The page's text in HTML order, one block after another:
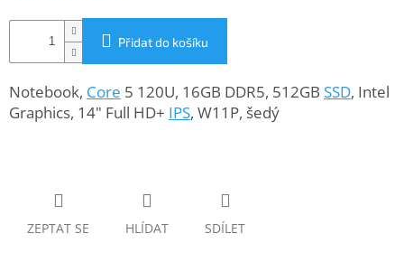
Gaming
Telefony
a
tablety
Přidat do košíku
Notebook, Core 5 120U, 16GB DDR5, 512GB SSD, Intel
Graphics, 14" Full HD+ IPS, W11P, šedý
ZEPTAT SE HLÍDAT SDÍLET